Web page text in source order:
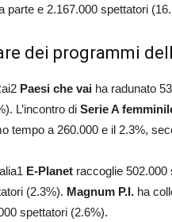
parte e 2.167.000 spettatori
dei programmi
Paesi che vai ha radunato
L’incontro di Serie A
tempo a 260.000 e il 2.3%,
E-Planet raccoglie
(2.3%). Magnum P.I. ha
spettatori (2.6%).